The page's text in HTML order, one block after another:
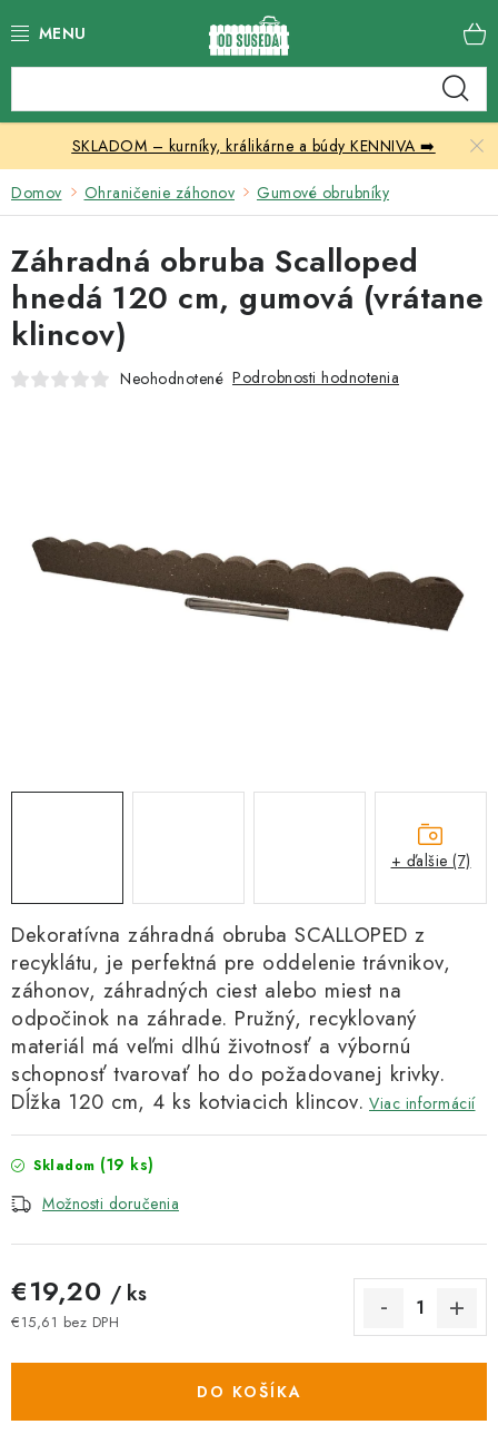
na
Skleníky
Nábytok
Chovateľské potreby
Prístrešky
Vonkajšia dlažba
SKLADOM – kurníky, králikárne a búdy KENNIVA ➡️
Domov Ohraničenie záhonov Gumové obrubníky
Dekoratívna záhradná obruba SCALLOPED z
recyklátu, je perfektná pre oddelenie trávnikov,
záhonov, záhradných ciest alebo miest na
odpočinok na záhrade. Pružný, recyklovaný
materiál má veľmi dlhú životnosť a výbornú
schopnosť tvarovať ho do požadovanej krivky.
Dĺžka 120 cm, 4 ks kotviacich klincov. Viac informácií
Skladom (19 ks)
Možnosti doručenia
€19,20 / ks
€15,61 bez DPH
DO KOŠÍKA
Záhradná obruba Scalloped
hnedá 120 cm, gumová (vrátane
klincov)
Neohodnotené Podrobnosti hodnotenia
+ ďalšie (7)